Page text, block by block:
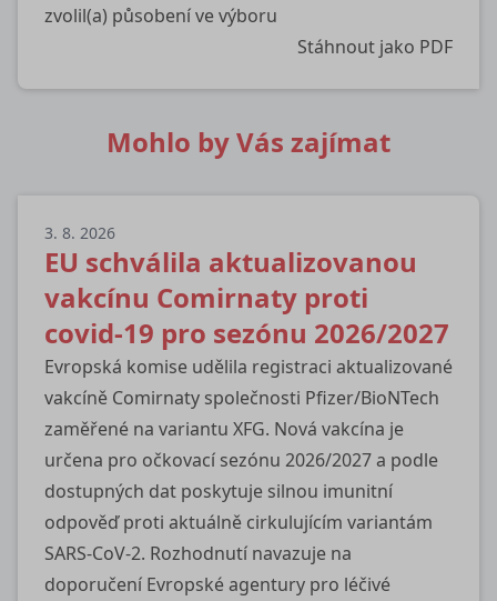
zvolil(a) působení ve výboru
Stáhnout jako PDF
Mohlo by Vás zajímat
3. 8. 2026
EU schválila aktualizovanou
vakcínu Comirnaty proti
covid-19 pro sezónu 2026/2027
Evropská komise udělila registraci aktualizované
vakcíně Comirnaty společnosti Pfizer/BioNTech
zaměřené na variantu XFG. Nová vakcína je
určena pro očkovací sezónu 2026/2027 a podle
dostupných dat poskytuje silnou imunitní
odpověď proti aktuálně cirkulujícím variantám
SARS-CoV-2. Rozhodnutí navazuje na
doporučení Evropské agentury pro léčivé